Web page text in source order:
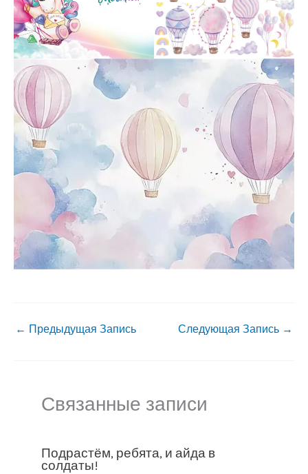
← Предыдущая Запись Следующая Запись →
Связанные записи
Подрастём, ребята, и айда в
солдаты!